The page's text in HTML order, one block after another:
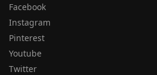
Facebook
Instagram
Pinterest
Youtube
Twitter